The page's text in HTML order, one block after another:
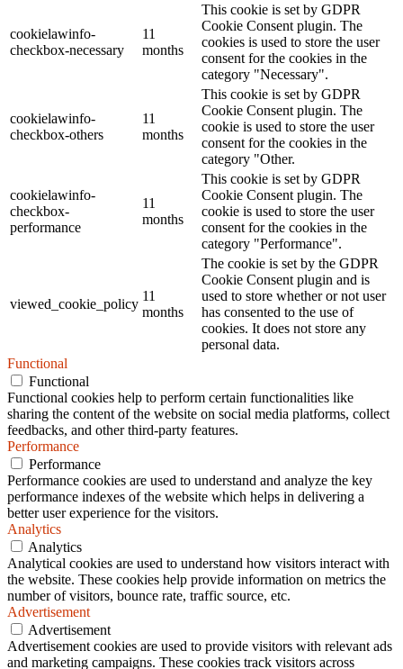
cookielawinfo-
checkbox-necessary
11
months
This cookie is set by GDPR
Cookie Consent plugin. The
cookies is used to store the user
consent for the cookies in the
category "Necessary".
cookielawinfo-
checkbox-others
11
months
This cookie is set by GDPR
Cookie Consent plugin. The
cookie is used to store the user
consent for the cookies in the
category "Other.
cookielawinfo-
checkbox-
performance
11
months
This cookie is set by GDPR
Cookie Consent plugin. The
cookie is used to store the user
consent for the cookies in the
category "Performance".
viewed_cookie_policy
11
months
The cookie is set by the GDPR
Cookie Consent plugin and is
used to store whether or not user
has consented to the use of
cookies. It does not store any
personal data.
Functional
Functional
Functional cookies help to perform certain functionalities like
sharing the content of the website on social media platforms, collect
feedbacks, and other third-party features.
Performance
Performance
Performance cookies are used to understand and analyze the key
performance indexes of the website which helps in delivering a
better user experience for the visitors.
Analytics
Analytics
Analytical cookies are used to understand how visitors interact with
the website. These cookies help provide information on metrics the
number of visitors, bounce rate, traffic source, etc.
Advertisement
Advertisement
Advertisement cookies are used to provide visitors with relevant ads
and marketing campaigns. These cookies track visitors across